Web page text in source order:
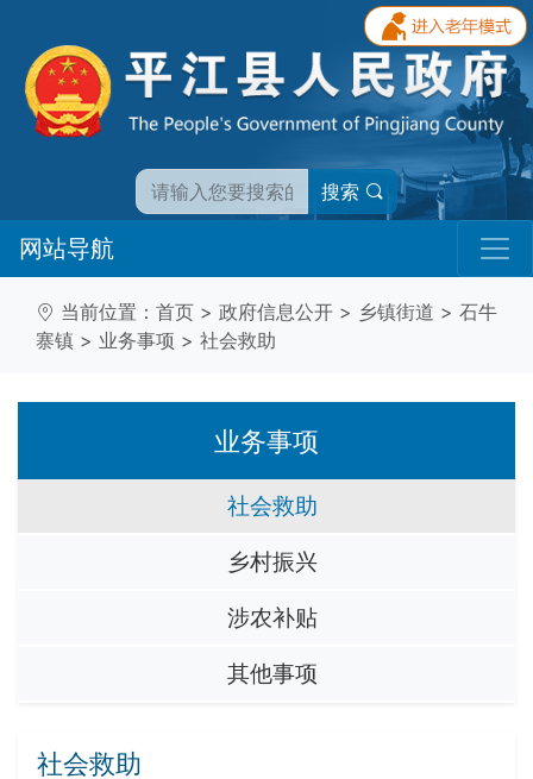
搜索
网站导航
当前位置： 首页 > 政府信息公开 > 乡镇街道 > 石牛
寨镇 > 业务事项 > 社会救助
业务事项
社会救助
乡村振兴
涉农补贴
其他事项
社会救助